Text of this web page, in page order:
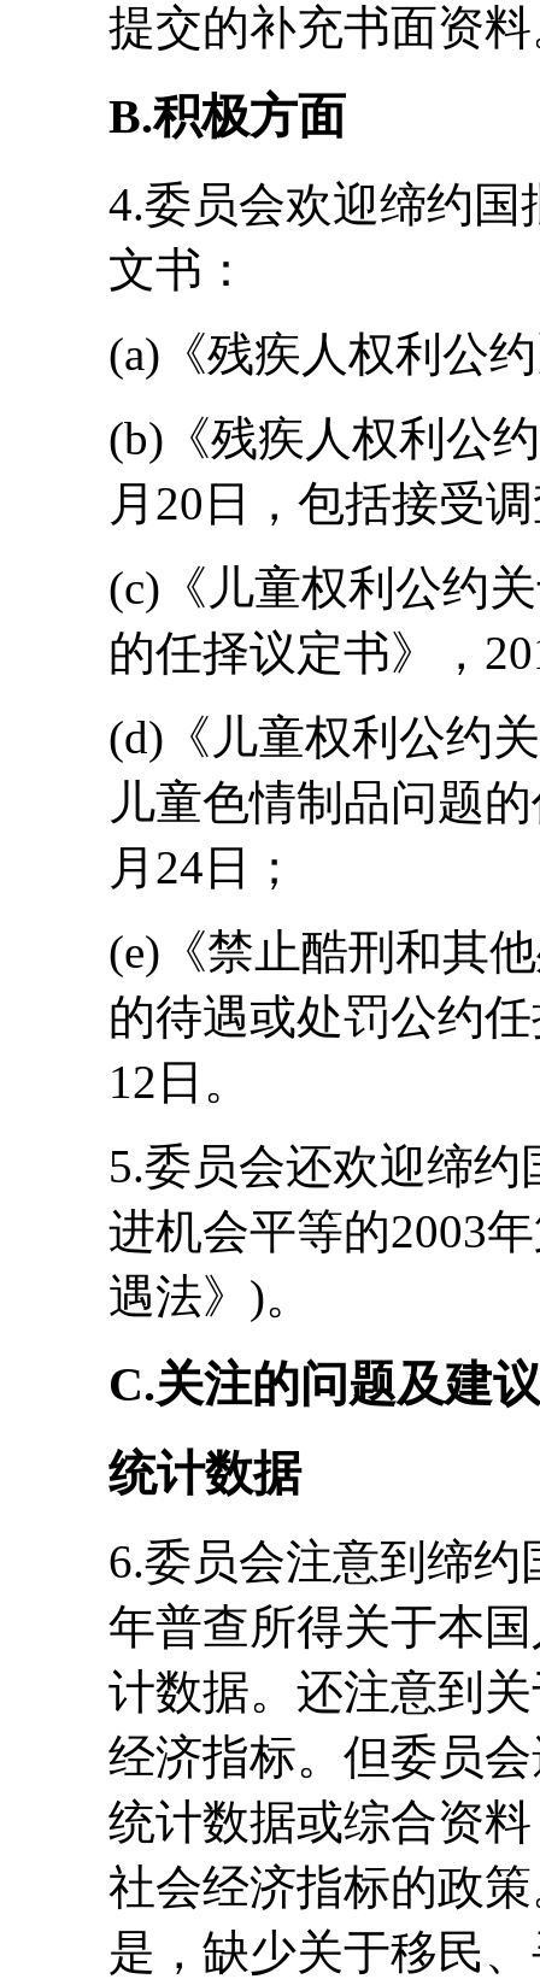
提交的补充书面资
B.积极方面
4.委员会欢迎缔约
文书：
(a)《残疾人权利公
(b)《残疾人权利公
月20日，包括接受
(c)《儿童权利公约
的任择议定书》，
(d)《儿童权利公约
儿童色情制品问题
月24日；
(e)《禁止酷刑和其
的待遇或处罚公约
12日。
5.委员会还欢迎缔
进机会平等的2003
遇法》)。
C.关注的问题及建议
统计数据
6.委员会注意到缔约
年普查所得关于本
计数据。还注意到
经济指标。但委员
统计数据或综合资
社会经济指标的政
是，缺少关于移民